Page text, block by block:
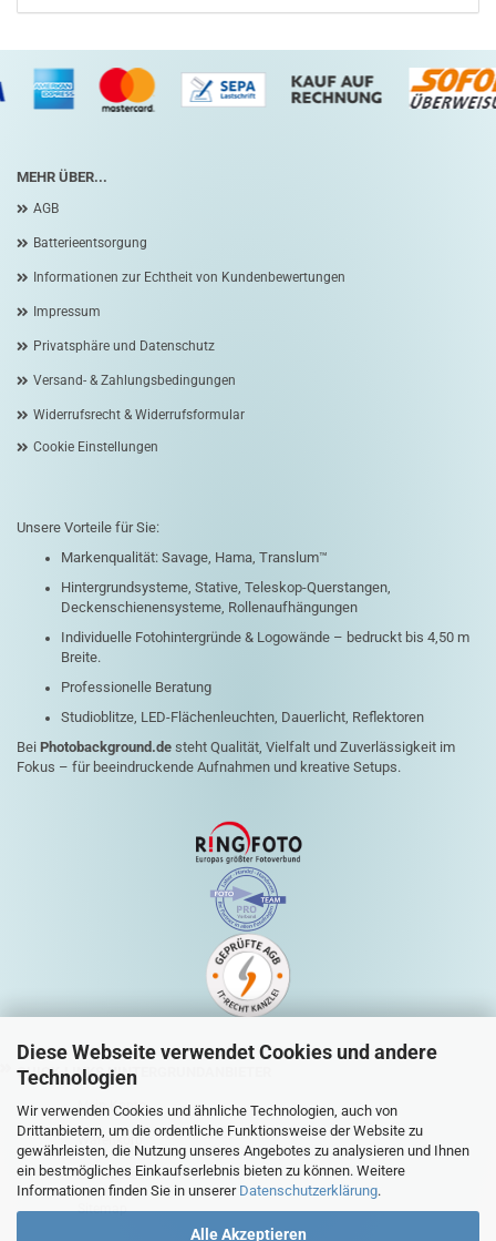
Diese Webseite verwendet Cookies und andere
Technologien
Wir verwenden Cookies und ähnliche Technologien, auch von
Drittanbietern, um die ordentliche Funktionsweise der Website zu
gewährleisten, die Nutzung unseres Angebotes zu analysieren und Ihnen
ein bestmögliches Einkaufserlebnis bieten zu können. Weitere
Informationen finden Sie in unserer Datenschutzerklärung.
Alle Akzeptieren
MEHR ÜBER...
AGB
Batterieentsorgung
Informationen zur Echtheit von Kundenbewertungen
Impressum
Privatsphäre und Datenschutz
Versand- & Zahlungsbedingungen
Widerrufsrecht & Widerrufsformular
Cookie Einstellungen
Unsere Vorteile für Sie:
Markenqualität: Savage, Hama, Translum™
Hintergrundsysteme, Stative, Teleskop-Querstangen,
Deckenschienensysteme, Rollenaufhängungen
Individuelle Fotohintergründe & Logowände – bedruckt bis 4,50 m
Breite.
Professionelle Beratung
Studioblitze, LED-Flächenleuchten, Dauerlicht, Reflektoren
Bei Photobackground.de steht Qualität, Vielfalt und Zuverlässigkeit im
Fokus – für beeindruckende Aufnahmen und kreative Setups.
QUICK-LINKS HINTERGRUNDANBIETER
Mein Konto
Warenkorb
Zur Kasse
Sitemap